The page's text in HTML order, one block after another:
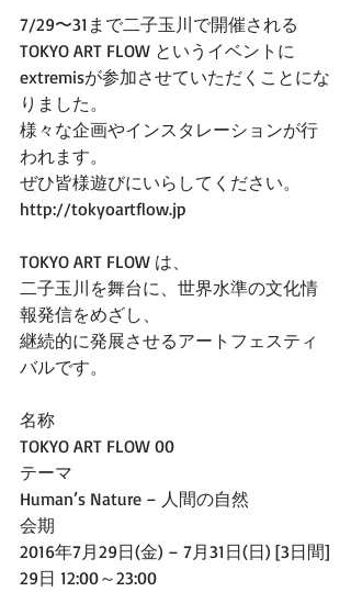
7/29〜31まで二子玉川で開催される
TOKYO ART FLOW というイベントに
extremisが参加させていただくことにな
りました。
様々な企画やインスタレーションが行
われます。
ぜひ皆様遊びにいらしてください。
http://tokyoartflow.jp
TOKYO ART FLOW は、
二子玉川を舞台に、世界水準の文化情
報発信をめざし、
継続的に発展させるアートフェスティ
バルです。
名称
TOKYO ART FLOW 00
テーマ
Human’s Nature – 人間の自然
会期
2016年7月29日(金) – 7月31日(日) [3日間]
29日 12:00～23:00